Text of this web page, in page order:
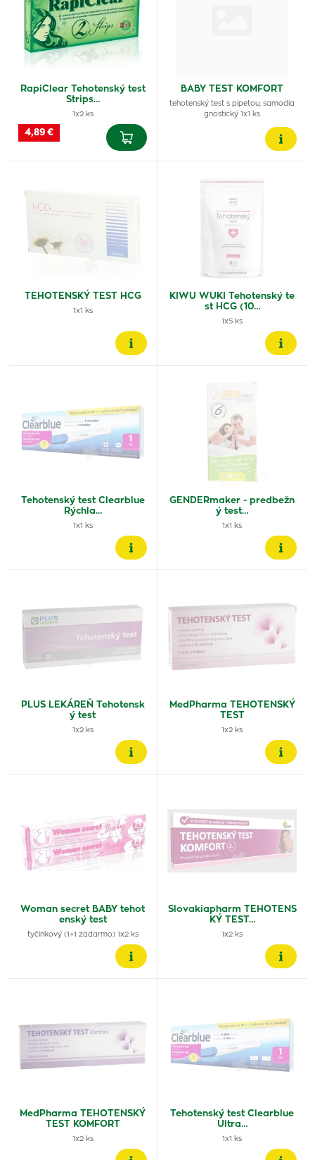
RapiClear Tehotenský test
Strips…
1x2 ks
4,89 €
BABY TEST KOMFORT
tehotenský test s pipetou, samodia
gnostický 1x1 ks
TEHOTENSKÝ TEST HCG
1x1 ks
KIWU WUKI Tehotenský te
st HCG (10…
1x5 ks
Tehotenský test Clearblue
Rýchla…
1x1 ks
GENDERmaker - predbežn
ý test…
1x1 ks
PLUS LEKÁREŇ Tehotensk
ý test
1x2 ks
MedPharma TEHOTENSKÝ
TEST
1x2 ks
Woman secret BABY tehot
enský test
tyčinkový (1+1 zadarmo) 1x2 ks
Slovakiapharm TEHOTENS
KÝ TEST…
1x2 ks
MedPharma TEHOTENSKÝ
TEST KOMFORT
1x2 ks
Tehotenský test Clearblue
Ultra…
1x1 ks